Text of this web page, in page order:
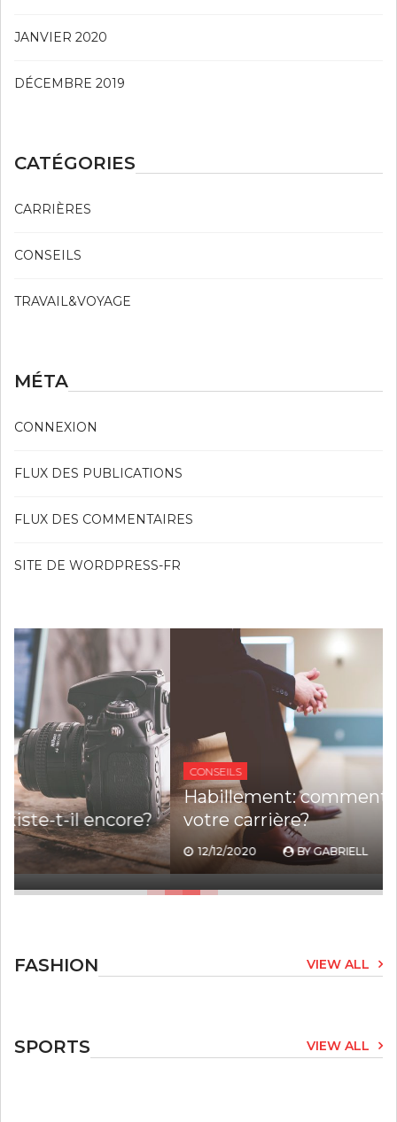
JANVIER 2020
DÉCEMBRE 2019
CATÉGORIES
CARRIÈRES
CONSEILS
TRAVAIL&VOYAGE
MÉTA
CONNEXION
FLUX DES PUBLICATIONS
FLUX DES COMMENTAIRES
SITE DE WORDPRESS-FR
Habillement: comment influence-t-il
votre carrière?
12/12/2020 BYGABRIELL
FASHION VIEW ALL
SPORTS VIEW ALL